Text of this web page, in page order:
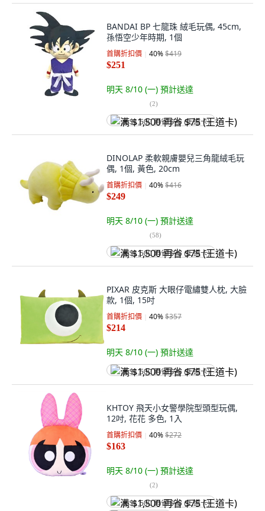
BANDAI BP 七龍珠 絨毛玩偶, 45cm,
孫悟空少年時期, 1個
首購折扣價 40%$419
$251
明天 8/10 (一) 預計送達
(2)
满 $1,500 再省 $75 (王道卡)
DINOLAP 柔軟親膚嬰兒三角龍絨毛玩
偶, 1個, 黃色, 20cm
首購折扣價 40%$416
$249
明天 8/10 (一) 預計送達
(58)
满 $1,500 再省 $75 (王道卡)
PIXAR 皮克斯 大眼仔電繡雙人枕, 大臉
款, 1個, 15吋
首購折扣價 40%$357
$214
明天 8/10 (一) 預計送達
满 $1,500 再省 $75 (王道卡)
KHTOY 飛天小女警學院型頭型玩偶,
12吋, 花花 多色, 1入
首購折扣價 40%$272
$163
明天 8/10 (一) 預計送達
(2)
满 $1,500 再省 $75 (王道卡)